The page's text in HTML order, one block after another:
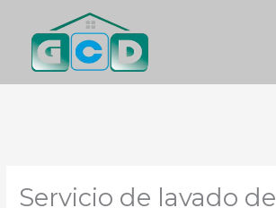
contenido
Servicio de lavado de